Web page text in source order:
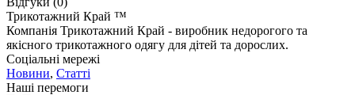
Трикотажний Край ™
Компанія Трикотажний Край - виробник недорогого та
якісного трикотажного одягу для дітей та дорослих.
Соціальні мережі
Новини, Статті
Наші перемоги